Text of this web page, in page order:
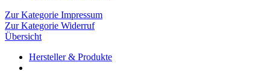
Zur Kategorie Impressum
Zur Kategorie Widerruf
Übersicht
Hersteller & Produkte